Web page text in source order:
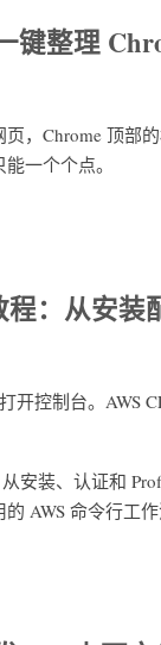
键整理
，Chrome 顶部
一个个点。
：从安装
开控制台。AWS
安装、认证和
AWS 命令行工作